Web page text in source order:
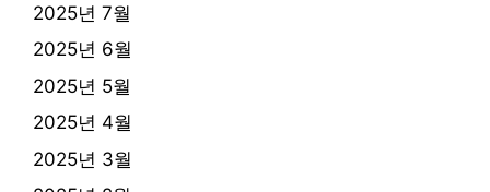
2025년 7월
2025년 6월
2025년 5월
2025년 4월
2025년 3월